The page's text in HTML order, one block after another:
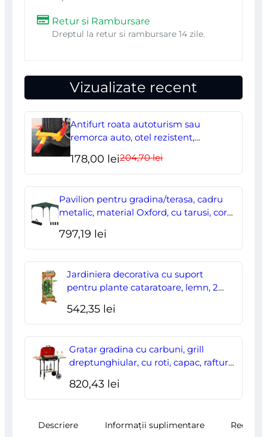
Retur si Rambursare
Dreptul la retur si rambursare 14 zile.
Vizualizate recent
Antifurt roata autoturism sau
remorca auto, otel rezistent,
204,70leiPrețul
a
fost:
178,00 lei
Prețul
este:
178,00 lei.
Pavilion pentru gradina/terasa, cadru
metalic, material Oxford, cu tarusi, corzi
2.95×2.95×2.55 m
797,19 lei
Jardiniera decorativa cu suport
pentru plante cataratoare, lemn, 2
542,35 lei
Gratar gradina cu carbuni, grill
dreptunghiular, cu roti, capac, rafturi,
820,43 lei
Descriere Informații suplimentare